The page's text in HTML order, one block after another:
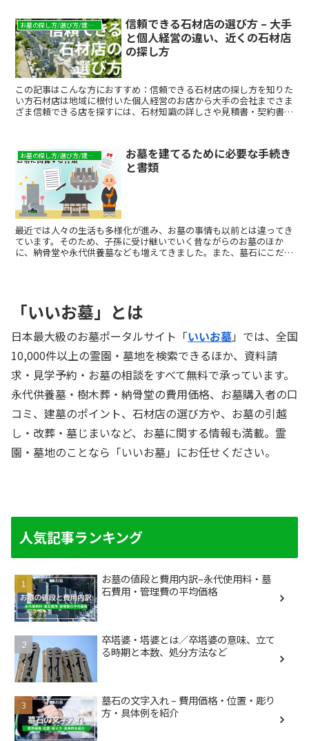
お墓の探し方/選び方/建て方
信頼できる石材店の選び方 – 大手
と個人経営の違い、近くの石材店
の探し方
この記事はこんな方におすすめ：信頼できる石材店の探し方を知りた
い方石材店は地域に根付いた個人経営のお店から大手の会社までさま
ざま信頼できる店を探すには、石材知識の詳しさや見積書・契約書の
お墓の探し方/選び方/建て方
お墓を建てるために必要な手続き
と書類
最近では人々の生活も多様化が進み、お墓の事情も以前とは違ってき
ています。そのため、子孫に受け継いでいく昔ながらのお墓のほか
に、納骨堂や永代供養墓なども増えてきました。また、墓石にこだわ
「いいお墓」とは
日本最大級のお墓ポータルサイト「いいお墓」では、全国
10,000件以上の霊園・墓地を検索できるほか、資料請
求・見学予約・お墓の相談をすべて無料で承っています。
永代供養墓・樹木葬・納骨堂の費用価格、お墓購入者の口
コミ、建墓のポイント、石材店の選び方や、お墓の引越
し・改葬・墓じまいなど、お墓に関する情報も満載。霊
園・墓地のことなら「いいお墓」にお任せください。
人気記事ランキング
お墓の値段と費用内訳–永代使用料・墓
石費用・管理費の平均価格
卒塔婆・塔婆とは／卒塔婆の意味、立て
る時期と本数、処分方法など
墓石の文字入れ – 費用価格・位置・彫り
方・具体例を紹介